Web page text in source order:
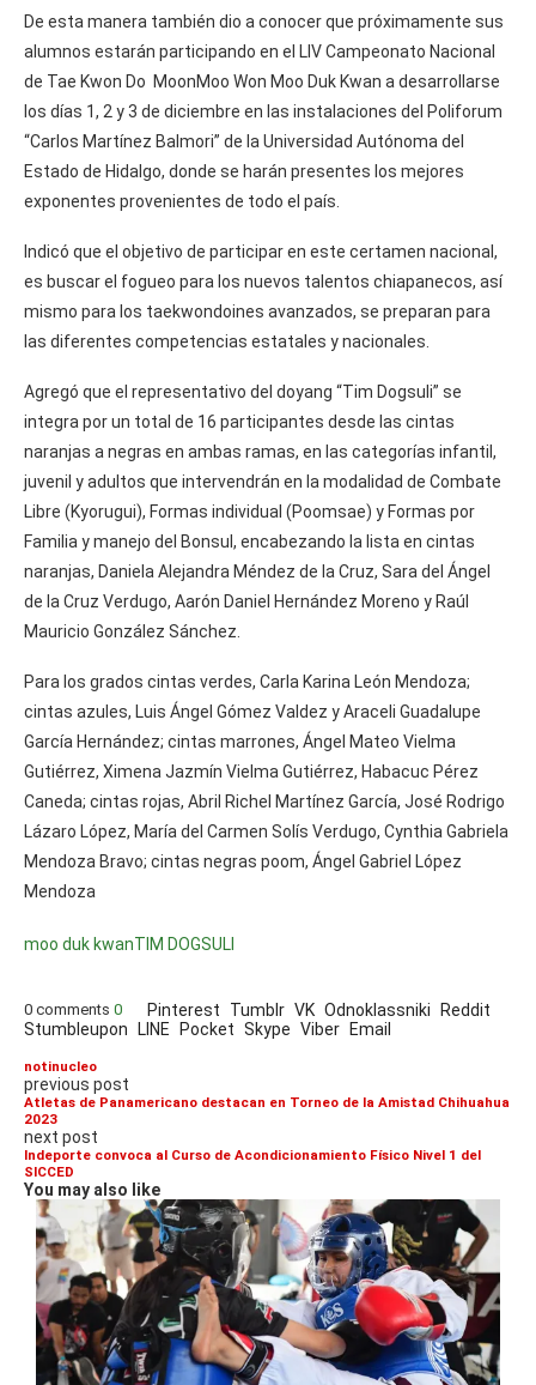
De esta manera también dio a conocer que próximamente sus
alumnos estarán participando en el LIV Campeonato Nacional
de Tae Kwon Do MoonMoo Won Moo Duk Kwan a desarrollarse
los días 1, 2 y 3 de diciembre en las instalaciones del Poliforum
“Carlos Martínez Balmori” de la Universidad Autónoma del
Estado de Hidalgo, donde se harán presentes los mejores
exponentes provenientes de todo el país.
Indicó que el objetivo de participar en este certamen nacional,
es buscar el fogueo para los nuevos talentos chiapanecos, así
mismo para los taekwondoines avanzados, se preparan para
las diferentes competencias estatales y nacionales.
Agregó que el representativo del doyang “Tim Dogsuli” se
integra por un total de 16 participantes desde las cintas
naranjas a negras en ambas ramas, en las categorías infantil,
juvenil y adultos que intervendrán en la modalidad de Combate
Libre (Kyorugui), Formas individual (Poomsae) y Formas por
Familia y manejo del Bonsul, encabezando la lista en cintas
naranjas, Daniela Alejandra Méndez de la Cruz, Sara del Ángel
de la Cruz Verdugo, Aarón Daniel Hernández Moreno y Raúl
Mauricio González Sánchez.
Para los grados cintas verdes, Carla Karina León Mendoza;
cintas azules, Luis Ángel Gómez Valdez y Araceli Guadalupe
García Hernández; cintas marrones, Ángel Mateo Vielma
Gutiérrez, Ximena Jazmín Vielma Gutiérrez, Habacuc Pérez
Caneda; cintas rojas, Abril Richel Martínez García, José Rodrigo
Lázaro López, María del Carmen Solís Verdugo, Cynthia Gabriela
Mendoza Bravo; cintas negras poom, Ángel Gabriel López
Mendoza
moo duk kwanTIM DOGSULI
0 comments 0 Pinterest Tumblr VK Odnoklassniki Reddit
Stumbleupon LINE Pocket Skype Viber Email
notinucleo
previous post
Atletas de Panamericano destacan en Torneo de la Amistad Chihuahua
2023
next post
Indeporte convoca al Curso de Acondicionamiento Físico Nivel 1 del
SICCED
You may also like